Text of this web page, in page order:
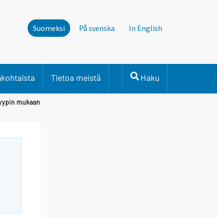
Suomeksi På svenska In English
Tietoa meistä Haku
mukaan